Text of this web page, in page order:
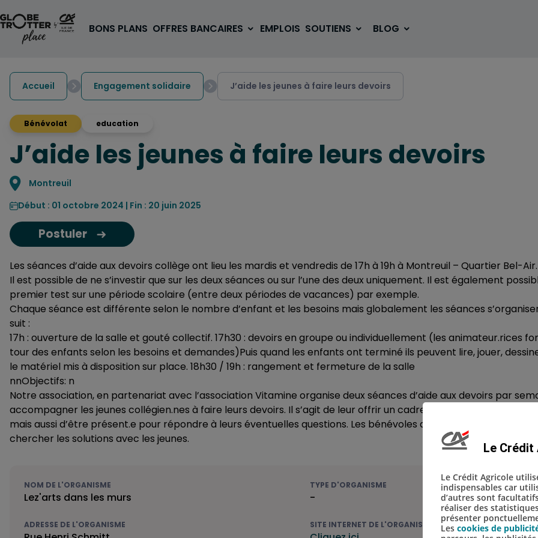
BONS PLANS OFFRES BANCAIRES EMPLOIS SOUTIENS BLOG
A PARTIR DE 3€
1 carte, 0 frais à l'étranger
OUVRIR UN COMPTE
Accueil Engagement solidaire J’aide les jeunes à faire leurs devoirs
Bénévolat education
J’aide les jeunes à faire leurs devoirs
Localisation
Montreuil
Début : 01 octobre 2024 | Fin : 20 juin 2025
Postuler
Les séances d’aide aux devoirs collège ont lieu les mardis et vendredis de 17h à 19h à Montreuil – Quartier Bel-Air.
Il est possible de ne s’investir que sur les deux séances ou sur l’une des deux uniquement. Il est également
premier test sur une période scolaire (entre deux périodes de vacances) par exemple.
Chaque séance est différente selon le nombre d’enfant et les besoins mais globalement les séances
suit :
17h : ouverture de la salle et gouté collectif. 17h30 : devoirs en groupe ou individuellement (les animateur.rices
tour des enfants selon les besoins et demandes)Puis quand les enfants ont terminé ils peuvent lire, jouer,
le matériel mis à disposition sur place. 18h30 / 19h : rangement et fermeture de la salle
nnObjectifs: n
Notre association, en partenariat avec l’association Vitamine organise deux séances d’aide aux devoirs par
accompagner les jeunes collégien.nes à faire leurs devoirs. Il s’agit de leur offrir un cadre leur permettant de se
mais aussi d’être présent.e pour répondre à leurs éventuelles questions. Les bénévoles accompagnateur.rices
chercher les solutions avec les jeunes.
NOM DE L'ORGANISME
Lez'arts dans les murs
TYPE D'ORGANISME
-
ADRESSE DE L'ORGANISME SITE INTERNET DE L'ORGANISME
Le
Le Crédit Agricole
indispensables car
d’autres sont
réaliser des
présenter
Les cookies de